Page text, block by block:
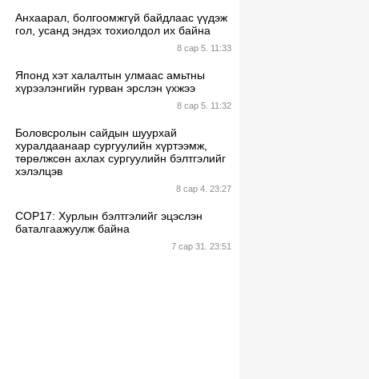
Анхаарал, болгоомжгүй байдлаас үүдэж
гол, усанд эндэх тохиолдол их байна
8 сар 5. 11:33
Японд хэт халалтын улмаас амьтны
хүрээлэнгийн гурван эрслэн үхжээ
8 сар 5. 11:32
Боловсролын сайдын шуурхай
хуралдаанаар сургуулийн хүртээмж,
төрөлжсөн ахлах сургуулийн бэлтгэлийг
хэлэлцэв
8 сар 4. 23:27
СОР17: Хурлын бэлтгэлийг эцэслэн
баталгаажуулж байна
7 сар 31. 23:51